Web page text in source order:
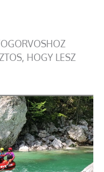
HOGY LESZ